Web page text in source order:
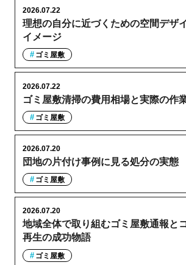
理想の自分に近づくための空間デザ
イメージ
2026.07.22
ゴミ屋敷
ゴミ屋敷清掃の費用相場と実際の作
2026.07.22
ゴミ屋敷
団地の片付け事例に見る処分の実態
2026.07.20
ゴミ屋敷
地域全体で取り組むゴミ屋敷通報と
再生の成功物語
2026.07.20
ゴミ屋敷